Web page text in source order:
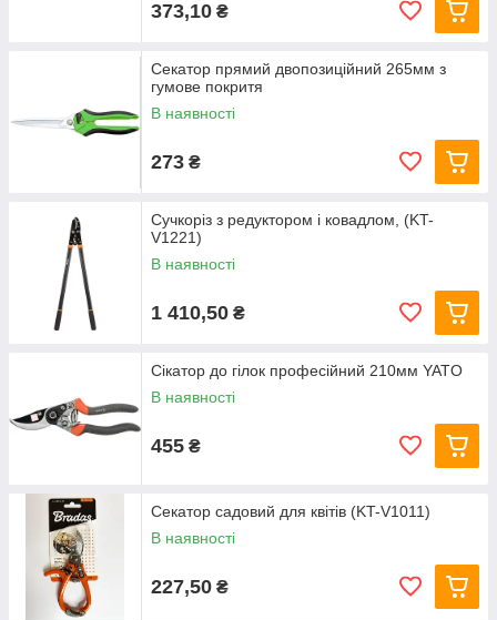
373,10 ₴
Секатор прямий двопозиційний 265мм з
гумове покритя
В наявності
273 ₴
Сучкоріз з редуктором і ковадлом, (KT-
V1221)
В наявності
1 410,50 ₴
Сікатор до гілок професійний 210мм YATO
В наявності
455 ₴
Секатор садовий для квітів (KT-V1011)
В наявності
227,50 ₴